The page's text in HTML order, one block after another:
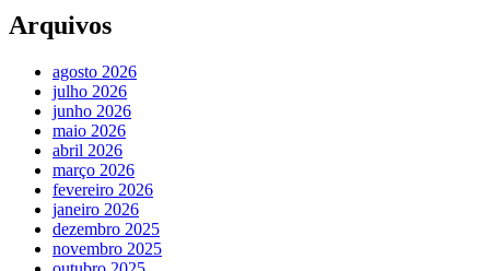
Arquivos
agosto 2026
julho 2026
junho 2026
maio 2026
abril 2026
março 2026
fevereiro 2026
janeiro 2026
dezembro 2025
novembro 2025